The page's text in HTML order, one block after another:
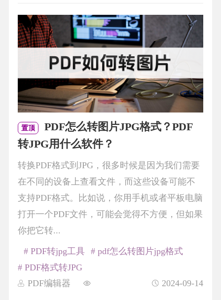
置顶
PDF怎么转图片JPG格式？PDF
转JPG用什么软件？
转换PDF格式到JPG，很多时候是因为我们需要
在不同的设备上查看文件，而这些设备可能不
支持PDF格式。比如说，你用手机或者平板电脑
打开一个PDF文件，可能会觉得不方便，但如果
你把它转...
PDF编辑器 2024-09-14
# PDF转jpg工具
# pdf怎么转图片jpg格式
# PDF格式转JPG